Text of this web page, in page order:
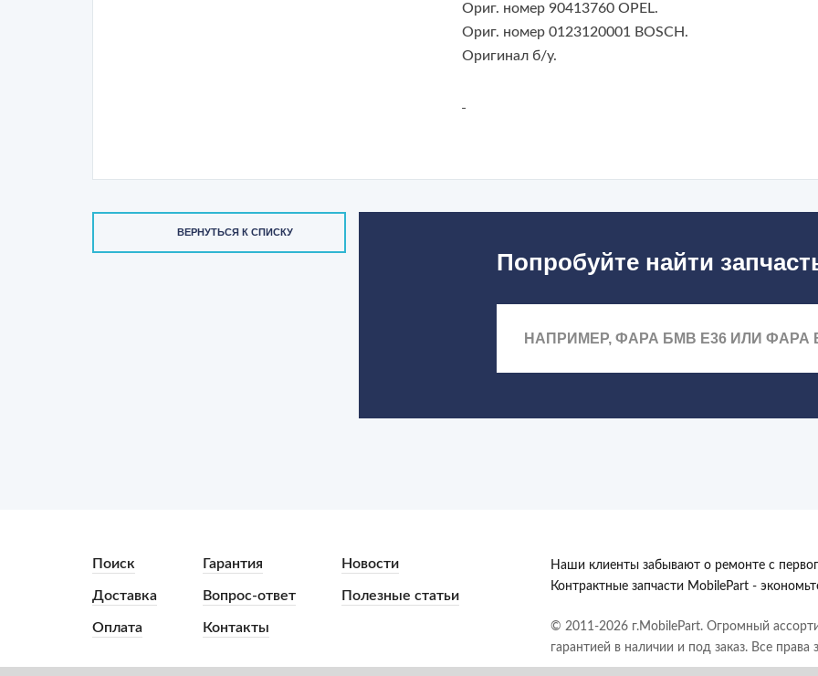
Ориг. номер 90413760 OPEL.
Ориг. номер 0123120001 BOSCH.
Оригинал б/у.
ВЕРНУТЬСЯ К СПИСКУ
Попробуйте найти
Поиск
Доставка
Оплата
Гарантия
Вопрос-ответ
Контакты
Новости
Полезные статьи
Наши клиенты забывают о ремонте с
Контрактные запчасти MobilePart -
© 2011-2026 г.MobilePart. Огромный
гарантией в наличии и под заказ. Все